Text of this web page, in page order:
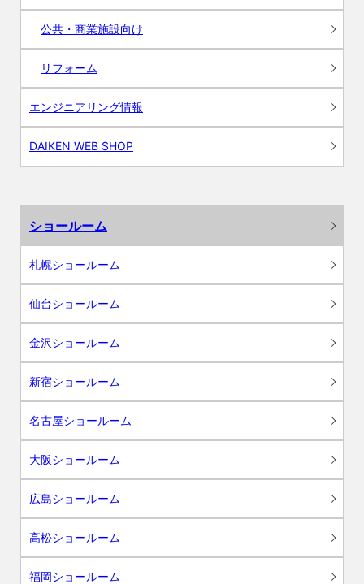
公共・商業施設向け
リフォーム
エンジニアリング情報
DAIKEN WEB SHOP
ショールーム
札幌ショールーム
仙台ショールーム
金沢ショールーム
新宿ショールーム
名古屋ショールーム
大阪ショールーム
広島ショールーム
高松ショールーム
福岡ショールーム